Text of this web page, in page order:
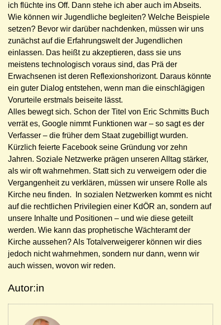
ich flüchte ins Off. Dann stehe ich aber auch im Abseits.
Wie können wir Jugendliche begleiten? Welche Beispiele
setzen? Bevor wir darüber nachdenken, müssen wir uns
zunächst auf die Erfahrungswelt der Jugendlichen
einlassen. Das heißt zu akzeptieren, dass sie uns
meistens technologisch voraus sind, das Prä der
Erwachsenen ist deren Reflexionshorizont. Daraus könnte
ein guter Dialog entstehen, wenn man die einschlägigen
Vorurteile erstmals beiseite lässt.
Alles bewegt sich. Schon der Titel von Eric Schmitts Buch
verrät es, Google nimmt Funktionen war – so sagt es der
Verfasser – die früher dem Staat zugebilligt wurden.
Kürzlich feierte Facebook seine Gründung vor zehn
Jahren. Soziale Netzwerke prägen unseren Alltag stärker,
als wir oft wahrnehmen. Statt sich zu verweigern oder die
Vergangenheit zu verklären, müssen wir unsere Rolle als
Kirche neu finden. In sozialen Netzwerken kommt es nicht
auf die rechtlichen Privilegien einer KdÖR an, sondern auf
unsere Inhalte und Positionen – und wie diese geteilt
werden. Wie kann das prophetische Wächteramt der
Kirche aussehen? Als Totalverweigerer können wir dies
jedoch nicht wahrnehmen, sondern nur dann, wenn wir
auch wissen, wovon wir reden.
Autor:in